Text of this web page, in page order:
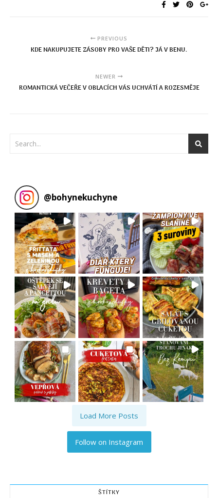
PREVIOUS
KDE NAKUPUJETE ZÁSOBY PRO VAŠE DĚTI? JÁ V BENU.
NEWER
ROMANTICKÁ VEČEŘE V OBLACÍCH VÁS UCHVÁTÍ A ROZESMĚJE
@bohynekuchyne
Load More Posts
Follow on Instagram
ŠTÍTKY